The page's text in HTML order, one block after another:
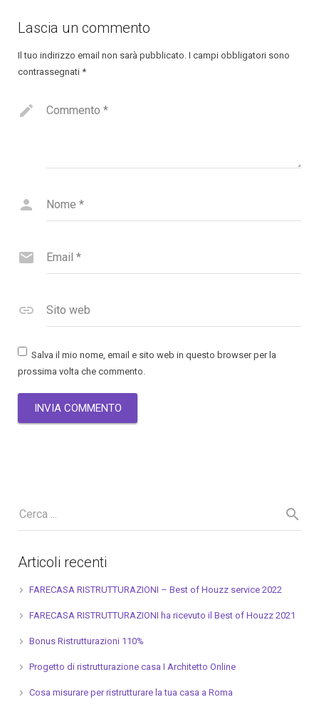
Lascia un commento
Il tuo indirizzo email non sarà pubblicato. I campi obbligatori sono
contrassegnati *
Commento *
Nome *
Email *
Sito web
Salva il mio nome, email e sito web in questo browser per la
prossima volta che commento.
Articoli recenti
FARECASA RISTRUTTURAZIONI – Best of Houzz service 2022
FARECASA RISTRUTTURAZIONI ha ricevuto il Best of Houzz 2021
Bonus Ristrutturazioni 110%
Progetto di ristrutturazione casa I Architetto Online
Cosa misurare per ristrutturare la tua casa a Roma